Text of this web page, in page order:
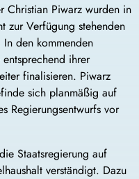
Christian Piwarz wurden in
zur Verfügung stehenden
den kommenden
ihrer
finalisieren. Piwarz
sich planmäßig auf
Regierungsentwurfs vor
Staatsregierung auf
verständigt. Dazu